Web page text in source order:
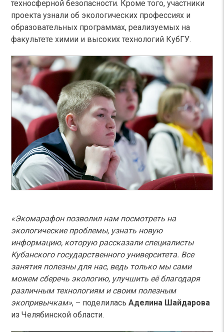
техносферной безопасности. Кроме того, участники
проекта узнали об экологических профессиях и
образовательных программах, реализуемых на
факультете химии и высоких технологий КубГУ.
«Экомарафон позволил нам посмотреть на
экологические проблемы, узнать новую
информацию, которую рассказали специалисты
Кубанского государственного университета. Все
занятия полезны для нас, ведь только мы сами
можем сберечь экологию, улучшить её благодаря
различным технологиям и своим полезным
экопривычкам», – поделиласьАделина Шайдарова
из Челябинской области.